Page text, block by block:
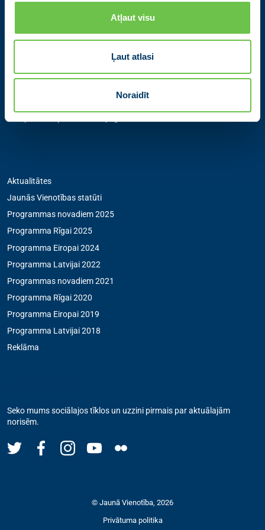
Atļaut visu
Ļaut atlasi
Noraidīt
Kontakti
sekretare@vienotiba.lv
Aktualitātes
Jaunās Vienotības statūti
Programmas novadiem 2025
Programma Rīgai 2025
Programma Eiropai 2024
Programma Latvijai 2022
Programmas novadiem 2021
Programma Rīgai 2020
Programma Eiropai 2019
Programma Latvijai 2018
Reklāma
Seko mums sociālajos tīklos un uzzini pirmais par aktuālajām
norisēm.
© Jaunā Vienotība, 2026
Privātuma politika